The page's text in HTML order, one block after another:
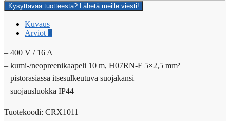
Kysyttävää tuotteesta? Lähetä meille viesti!
Kuvaus
Arviot 0
– 400 V / 16 A
– kumi-/neopreenikaapeli 10 m, H07RN-F 5×2,5 mm²
– pistorasiassa itsesulkeutuva suojakansi
– suojausluokka IP44
Tuotekoodi: CRX1011